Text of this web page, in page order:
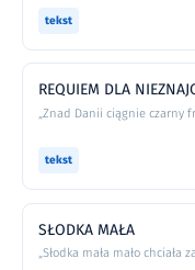
tekst
REQUIEM DLA
„Znad Danii ciągnie czarny
tekst
SŁODKA MAŁA
„Słodka mała mało chciała